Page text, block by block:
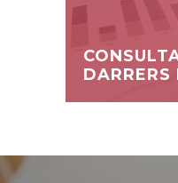
DARRERS